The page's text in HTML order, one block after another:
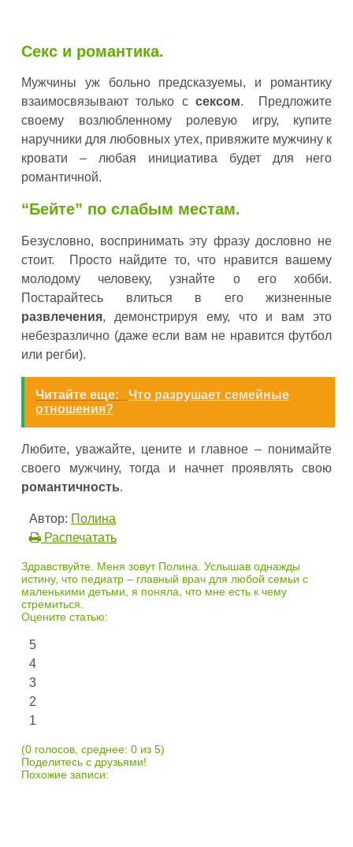
Секс и романтика.
Мужчины уж больно предсказуемы, и романтику
взаимосвязывают только ссексом. Предложите
своему возлюбленному ролевую игру, купите
наручники для любовных утех, привяжите мужчину к
кровати – любая инициатива будет для него
романтичной.
“Бейте” по слабым местам.
Безусловно, воспринимать эту фразу дословно не
стоит. Просто найдите то, что нравится вашему
молодому человеку, узнайте о его хобби.
Постарайтесь влиться в его жизненные
развлечения, демонстрируя ему, что и вам это
небезразлично (даже если вам не нравится футбол
или регби).
Читайте еще:
Что разрушает семейные
отношения?
Любите, уважайте, цените и главное – понимайте
своего мужчину, тогда и начнет проявлять свою
романтичность.
Автор: Полина
Распечатать
Здравствуйте. Меня зовут Полина. Услышав однажды
истину, что педиатр – главный врач для любой семьи с
маленькими детьми, я поняла, что мне есть к чему
стремиться.
Оцените статью:
5
4
3
2
1
(0 голосов, среднее: 0 из 5)
Поделитесь с друзьями!
Похожие записи: